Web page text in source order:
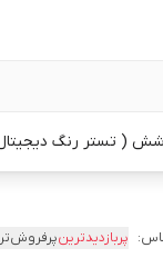
( تستر رنگ
پربازدیدترین